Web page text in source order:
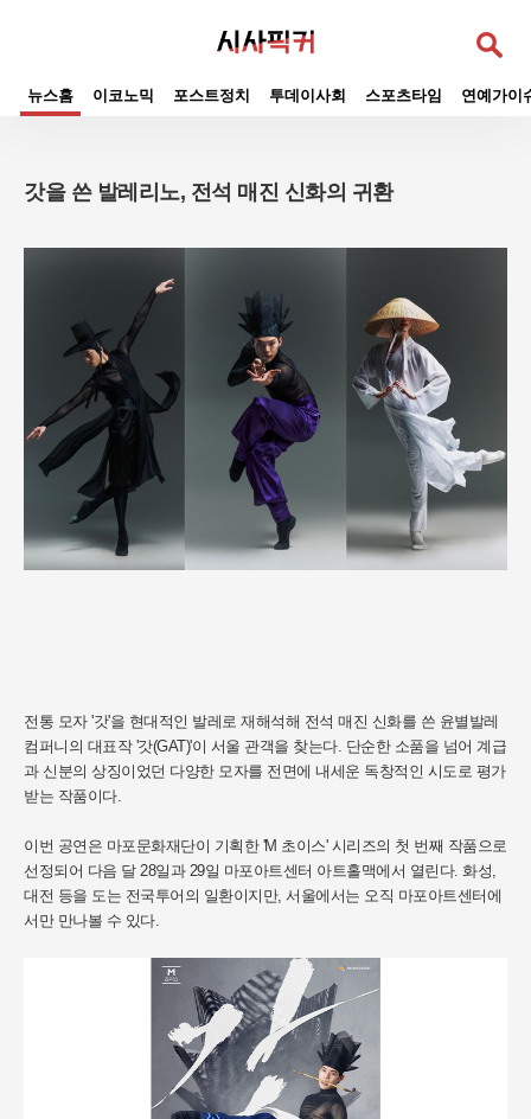
검
뉴스홈 이코노믹 포스트정치 투데이사회 스포츠타임 연예가이
갓을 쓴 발레리노, 전석 매진 신화의 귀환
전통 모자 '갓'을 현대적인 발레로 재해석해 전석 매진 신화를 쓴 윤별발레
컴퍼니의 대표작 '갓(GAT)'이 서울 관객을 찾는다. 단순한 소품을 넘어 계급
과 신분의 상징이었던 다양한 모자를 전면에 내세운 독창적인 시도로 평가
받는 작품이다.
이번 공연은 마포문화재단이 기획한 'M 초이스' 시리즈의 첫 번째 작품으로
선정되어 다음 달 28일과 29일 마포아트센터 아트홀맥에서 열린다. 화성,
대전 등을 도는 전국투어의 일환이지만, 서울에서는 오직 마포아트센터에
서만 만나볼 수 있다.